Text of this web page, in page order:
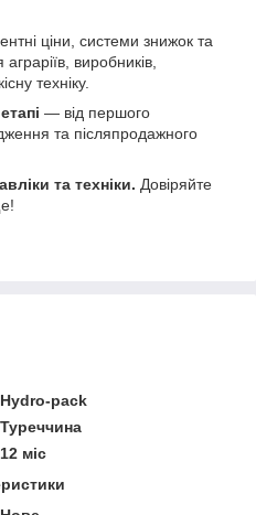
ціни, системи знижок та
виробників,
техніку.
— від першого
та післяпродажного
та техніки. Довіряйте
Hydro-pack
Туреччина
12 міс